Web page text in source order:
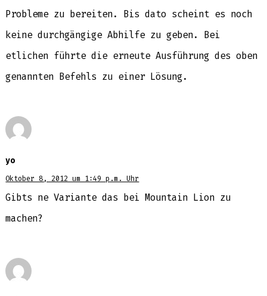
Probleme zu bereiten. Bis dato scheint es noch
keine durchgängige Abhilfe zu geben. Bei
etlichen führte die erneute Ausführung des oben
genannten Befehls zu einer Lösung.
yo
Oktober 8, 2012 um 1:49 p.m. Uhr
Gibts ne Variante das bei Mountain Lion zu
machen?